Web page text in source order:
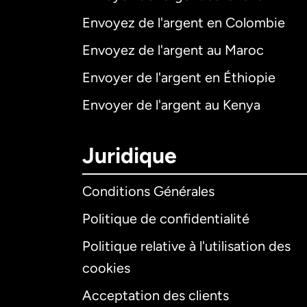
Envoyez de l'argent en Colombie
Envoyez de l'argent au Maroc
Envoyer de l'argent en Éthiopie
Envoyer de l'argent au Kenya
Juridique
Conditions Générales
Politique de confidentialité
Politique relative à l'utilisation des
cookies
Acceptation des clients